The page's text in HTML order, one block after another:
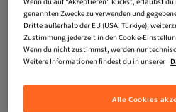
Trendyol Curve
Roter Bikini-
Accessoires in Übergröße
4.5 (6)
genannten Zwecke zu verwenden und
Dritte außerhalb der EU (USA, Türkiye),
Zustimmung jederzeit in den Cookie-
Wenn du nicht zustimmst, werden nur
Weitere Informationen findest du in unserer
Alle Cookies